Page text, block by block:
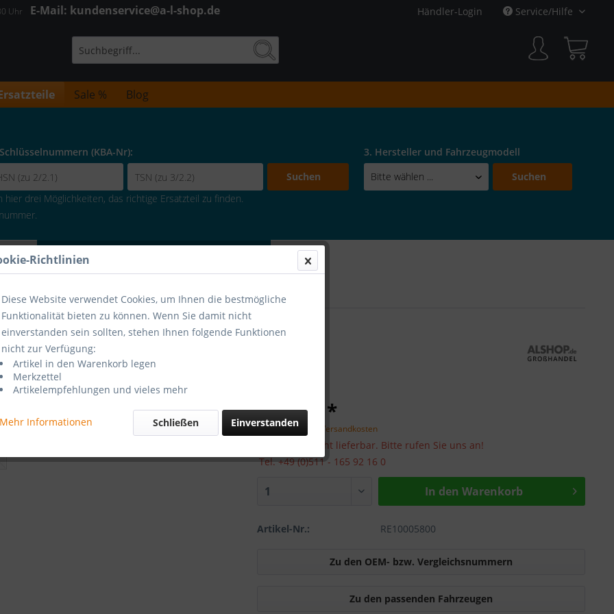
Uhr E-Mail: kundenservice@a-l-shop.de Händler-Login Service/Hilfe
Sale % Blog
(KBA-Nr):
Suchen
3. Hersteller und Fahrzeugmodell
Suchen
hier drei Möglichkeiten, das richtige Ersatzteil zu finden.
12V
69,00 € *
inkl. MwSt. zzgl. Versandkosten
Zur Zeit nicht lieferbar. Bitte rufen Sie uns an!
Tel. +49 (0)511 - 165 92 16 0
In den Warenkorb
Artikel-Nr.: RE10005800
Zu den OEM- bzw. Vergleichsnummern
Zu den passenden Fahrzeugen
Richtlinien
Diese Website verwendet Cookies, um Ihnen die bestmögliche
Funktionalität bieten zu können. Wenn Sie damit nicht
einverstanden sein sollten, stehen Ihnen folgende Funktionen
nicht zur Verfügung:
Artikel in den Warenkorb legen
Merkzettel
Artikelempfehlungen und vieles mehr
Mehr Informationen Einverstanden
Schließen